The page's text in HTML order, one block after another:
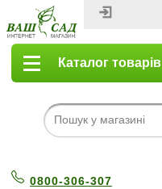
Каталог товарів
0800-306-307